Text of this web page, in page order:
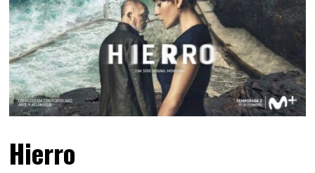
Hierro